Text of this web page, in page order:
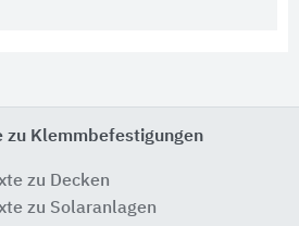
zu Klemmbefestigungen
zu Decken
zu Solaranlagen